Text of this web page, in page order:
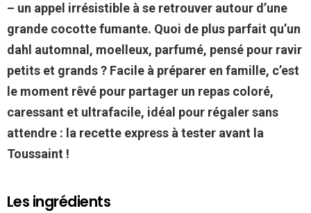
– un appel irrésistible à se retrouver autour d’une
grande cocotte fumante. Quoi de plus parfait qu’un
dahl automnal, moelleux, parfumé, pensé pour ravir
petits et grands ? Facile à préparer en famille, c’est
le moment rêvé pour partager un repas coloré,
caressant et ultrafacile, idéal pour régaler sans
attendre : la recette express à tester avant la
Toussaint !
Les ingrédients